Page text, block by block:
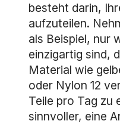
besteht darin,
aufzuteilen.
als Beispiel, nur
einzigartig sind,
Material wie
oder Nylon 12
Teile pro Tag zu
sinnvoller, eine